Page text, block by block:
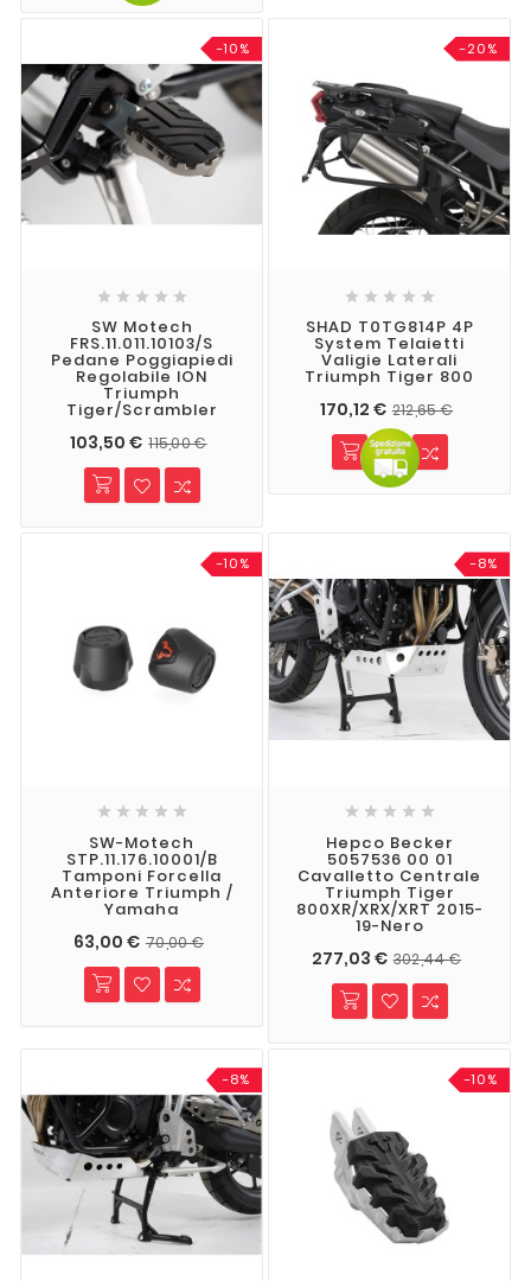
-10%
    
SW Motech
FRS.11.011.10103/S
Pedane Poggiapiedi
Regolabile ION
Triumph
Tiger/Scrambler
103,50 € 115,00 €
-20%
    
SHAD T0TG814P 4P
System Telaietti
Valigie Laterali
Triumph Tiger 800
170,12 € 212,65 €
-10%
    
SW-Motech
STP.11.176.10001/B
Tamponi Forcella
Anteriore Triumph /
Yamaha
63,00 € 70,00 €
-8%
    
Hepco Becker
5057536 00 01
Cavalletto Centrale
Triumph Tiger
800XR/XRX/XRT 2015-
19-Nero
277,03 € 302,44 €
-8% -10%